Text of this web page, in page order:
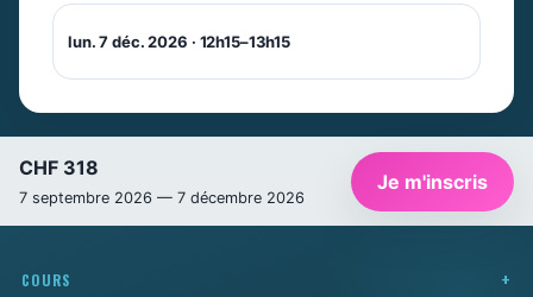
lun. 7 déc. 2026 · 12h15–13h15
CHF 318
7 septembre 2026 — 7 décembre 2026
Je m'inscris
COURS
nouveautés que nous réservons à nos
fidèles abonnés.
Prénom*
Nom